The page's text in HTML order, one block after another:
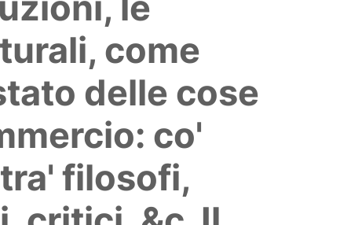
come
delle cose
co'
filosofi,